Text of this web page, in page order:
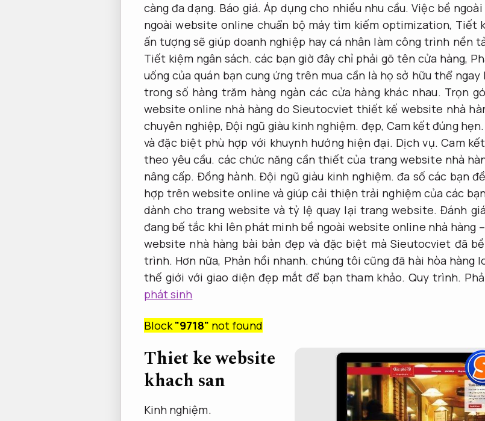
càng đa dạng. Báo giá. Áp dụng cho nhiều nhu cầu. Việc bề
ngoài website online chuẩn bộ máy tìm kiếm optimization, Tiết
ấn tượng sẽ giúp doanh nghiệp hay cá nhân làm công trình nền
Tiết kiệm ngân sách. các bạn giờ đây chỉ phải gõ tên cửa hàng,
uống của quán bạn cung ứng trên mua cần là họ sở hữu thể
trong số hàng trăm hàng ngàn các cửa hàng khác nhau. Trọn
website online nhà hàng do Sieutocviet thiết kế website nhà
chuyên nghiệp, Đội ngũ giàu kinh nghiệm. đẹp, Cam kết đúng hẹn.
và đặc biệt phù hợp với khuynh hướng hiện đại. Dịch vụ. Cam
theo yêu cầu. các chức năng cần thiết của trang website nhà
nâng cấp. Đồng hành. Đội ngũ giàu kinh nghiệm. đa số các bạn
hợp trên website online và giúp cải thiện trải nghiệm của các
dành cho trang website và tỷ lệ quay lại trang website.Đánh
đang bế tắc khi lên phát minh bề ngoài website online nhà hàng
website nhà hàng bài bản đẹp và đặc biệt mà Sieutocviet đã
trình. Hơn nữa, Phản hồi nhanh. chúng tôi cũng đã hài hòa hàng
thế giới với giao diện đẹp mắt để bạn tham khảo. Quy trình.
phát sinh
Block"9718" not found
Thiet ke website
khach san
Kinh nghiệm.